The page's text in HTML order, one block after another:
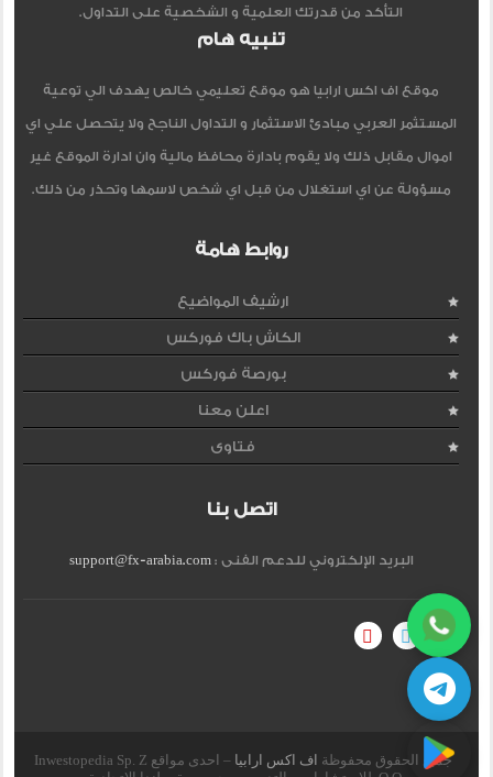
التأكد من قدرتك العلمية و الشخصية على التداول.
تنبيه هام
موقع اف اكس ارابيا هو موقع تعليمي خالص يهدف الي توعية
المستثمر العربي مبادئ الاستثمار و التداول الناجح ولا يتحصل علي اي
اموال مقابل ذلك ولا يقوم بادارة محافظ مالية وان ادارة الموقع غير
مسؤولة عن اي استغلال من قبل اي شخص لاسمها وتحذر من ذلك.
روابط هامة
ارشيف المواضيع
الكاش باك فوركس
بورصة فوركس
اعلن معنا
فتاوى
اتصل بنا
البريد الإلكتروني للدعم الفنى :support@fx-arabia.com
جميع الحقوق محفوظة اف اكس ارابيا
– احدى مواقع Inwestopedia Sp. Z